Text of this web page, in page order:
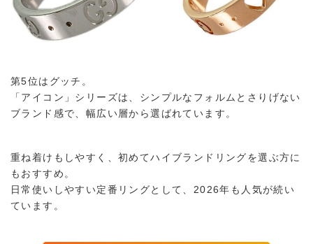
第5位はグッチ。
「アイコン」シリーズは、シンプルなフォルムとさりげない
ブランド感で、幅広い層から選ばれています。
重ね着けもしやすく、初めてハイブランドリングを選ぶ方に
もおすすめ。
日常使いしやすい定番リングとして、2026年も人気が続い
ています。